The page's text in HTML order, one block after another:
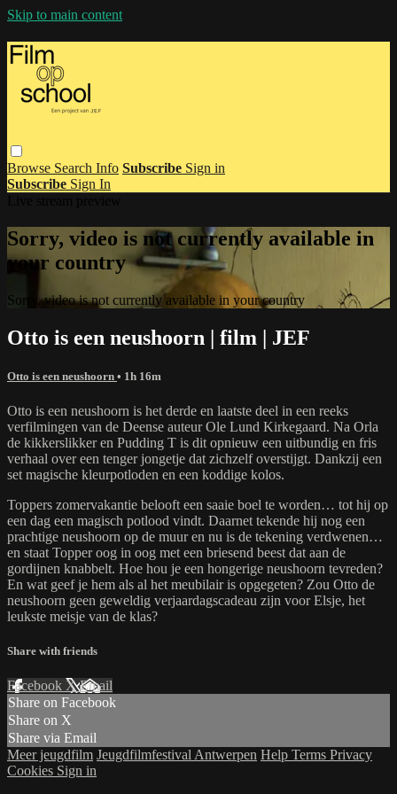
Skip to main content
Browse Search Info Subscribe Sign in
Subscribe Sign In
Sorry, video is not currently available in
your country
Sorry, video is not currently available in your country
Otto is een neushoorn | film | JEF
Otto is een neushoorn • 1h 16m
Otto is een neushoorn is het derde en laatste deel in een reeks
verfilmingen van de Deense auteur Ole Lund Kirkegaard. Na Orla
de kikkerslikker en Pudding T is dit opnieuw een uitbundig en fris
verhaal over een tenger jongetje dat zichzelf overstijgt. Dankzij een
set magische kleurpotloden en een koddige kolos.
Toppers zomervakantie belooft een saaie boel te worden… tot hij op
een dag een magisch potlood vindt. Daarnet tekende hij nog een
prachtige neushoorn op de muur en nu is de tekening verdwenen…
en staat Topper oog in oog met een briesend beest dat aan de
gordijnen knabbelt. Hoe hou je een hongerige neushoorn tevreden?
En wat geef je hem als al het meubilair is opgegeten? Zou Otto de
neushoorn geen geweldig verjaardagscadeau zijn voor Elsje, het
leukste meisje van de klas?
Share with friends
Facebook XEmail
Share on Facebook
Share on X
Share via Email
Meer jeugdfilm Jeugdfilmfestival Antwerpen Help Terms Privacy
Cookies Sign in